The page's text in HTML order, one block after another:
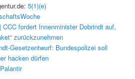
5(1)(e)
CCC fordert Innenminister Dobrindt auf,
zurückzunehmen
Gesetzentwurf: Bundespolizei soll
hacken dürfen